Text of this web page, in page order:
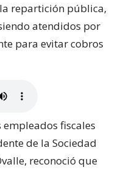
repartición pública,
atendidos por
para evitar cobros
fiscales
de la Sociedad
reconoció que